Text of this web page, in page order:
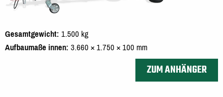
Gesamtgewicht 1.500 kg
Aufbaumaße innen 3.660 × 1.750 × 100 mm
ZUM ANHÄNGER